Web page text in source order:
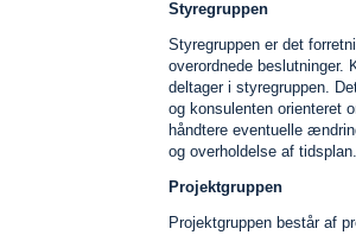
Styregruppen
Styregruppen er det
overordnede beslutninger.
deltager i styregruppen.
og konsulenten orienteret
håndtere eventuelle
og overholdelse af tidsplan.
Projektgruppen
Projektgruppen består af